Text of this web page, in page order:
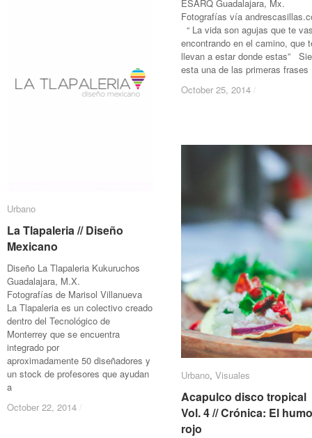
ESARQ Guadalajara, Mx.
Fotografías vía
“ La vida son agujas que te
encontrando en el camino, que
llevan a estar donde estas”
esta una de las primeras frases
October 25, 2014 /
October 25, 2014 /
Urbano
La Tlapaleria // Diseño
Mexicano
Diseño La Tlapaleria Kukuruchos
Guadalajara, M.X.
Fotografías de Marisol Villanueva
La Tlapaleria es un colectivo creado
dentro del Tecnológico de
Monterrey que se encuentra
integrado por
aproximadamente 50 diseñadores y
un stock de profesores que ayudan
a
October 22, 2014 /
Urbano
La Tlapaleria // Diseño
Mexicano
October 22, 2014 /
Urbano, Visuales
Acapulco disco tropical
Vol. 4 // Crónica: El humo
rojo
Urbano Visuales
Acapulco disco tropical
Vol. 4 // Crónica: El humo
rojo